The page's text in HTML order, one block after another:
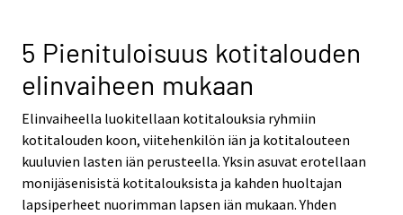
5 Pienituloisuus kotitalouden
elinvaiheen mukaan
Elinvaiheella luokitellaan kotitalouksia ryhmiin
kotitalouden koon, viitehenkilön iän ja kotitalouteen
kuuluvien lasten iän perusteella. Yksin asuvat erotellaan
monijäsenisistä kotitalouksista ja kahden huoltajan
lapsiperheet nuorimman lapsen iän mukaan. Yhden